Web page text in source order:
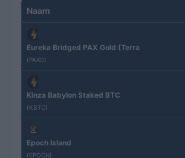
Naam
Eureka Bridged PAX Gold (Terra
(PAXG)
Kinza Babylon Staked BTC
(KBTC)
Epoch Island
(EPOCH)